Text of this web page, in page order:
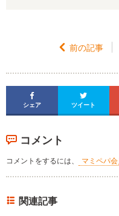
 前の記事

シェア

ツイート
コメント
コメントをするには、 マミペパ
関連記事